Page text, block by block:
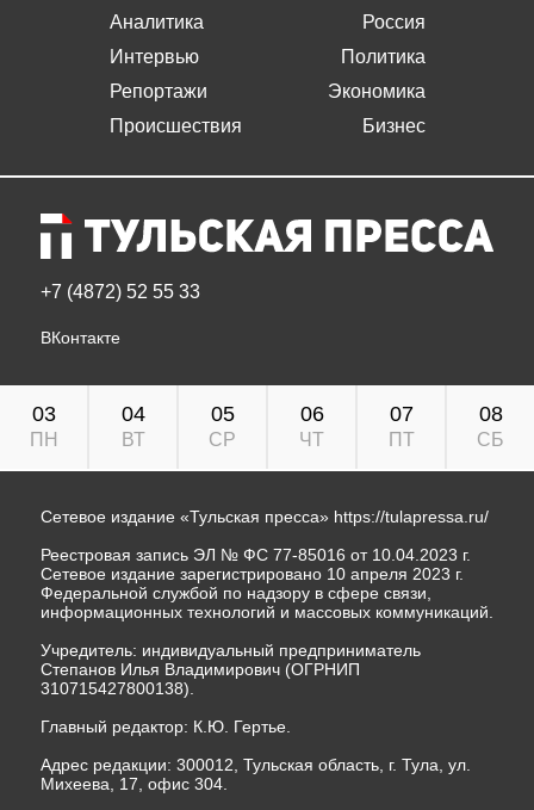
Аналитика
Интервью
Репортажи
Происшествия
Россия
Политика
Экономика
Бизнес
+7 (4872) 52 55 33
ВКонтакте
03
ПН
04
ВТ
05
СР
06
ЧТ
07
ПТ
08
СБ
Сетевое издание «Тульская пресса» https://tulapressa.ru/
Реестровая запись ЭЛ № ФС 77-85016 от 10.04.2023 г.
Сетевое издание зарегистрировано 10 апреля 2023 г.
Федеральной службой по надзору в сфере связи,
информационных технологий и массовых коммуникаций.
Учредитель: индивидуальный предприниматель
Степанов Илья Владимирович (ОГРНИП
310715427800138).
Главный редактор: К.Ю. Гертье.
Адрес редакции: 300012, Тульская область, г. Тула, ул.
Михеева, 17, офис 304.